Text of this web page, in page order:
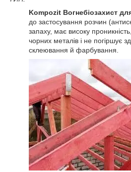
Kompozit Вогнебіозахист
до застосування розчин
запаху, має високу
чорних металів і не погіршує
склеювання й фарбування.